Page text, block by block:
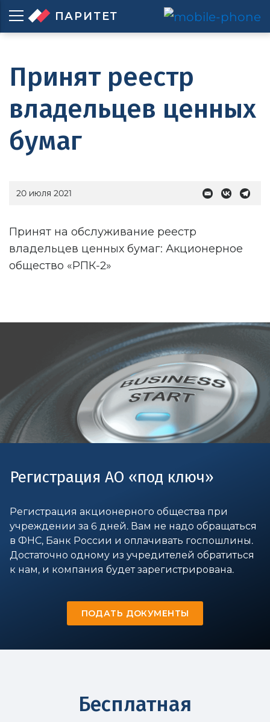
ПАРИТЕТ
Принят реестр
владельцев ценных
бумаг
20 июля 2021
Принят на обслуживание реестр
владельцев ценных бумаг: Акционерное
общество «РПК-2»
Регистрация АО «под ключ»
Регистрация акционерного общества при
учреждении за 6 дней. Вам не надо обращаться
в ФНС, Банк России и оплачивать госпошлины.
Достаточно одному из учредителей обратиться
к нам, и компания будет зарегистрирована.
ПОДАТЬ ДОКУМЕНТЫ
Бесплатная